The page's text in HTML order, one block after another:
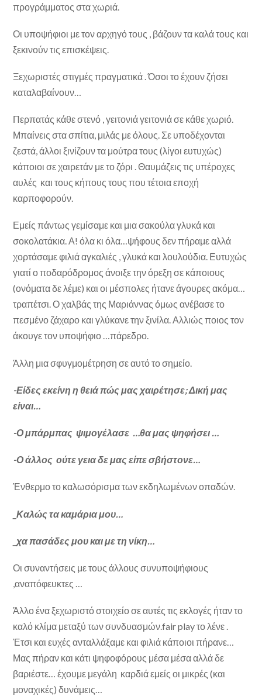
προγράμματος στα χωριά.
Οι υποψήφιοι με τον αρχηγό τους , βάζουν τα καλά τους και
ξεκινούν τις επισκέψεις.
Ξεχωριστές στιγμές πραγματικά . Όσοι το έχουν ζήσει
καταλαβαίνουν…
Περπατάς κάθε στενό , γειτονιά γειτονιά σε κάθε χωριό.
Μπαίνεις στα σπίτια, μιλάς με όλους. Σε υποδέχονται
ζεστά, άλλοι ξινίζουν τα μούτρα τους (λίγοι ευτυχώς)
κάποιοι σε χαιρετάν με το ζόρι . Θαυμάζεις τις υπέροχες
αυλές και τους κήπους τους που τέτοια εποχή
καρποφορούν.
Εμείς πάντως γεμίσαμε και μια σακούλα γλυκά και
σοκολατάκια. Α! όλα κι όλα…ψήφους δεν πήραμε αλλά
χορτάσαμε φιλιά αγκαλιές , γλυκά και λουλούδια. Ευτυχώς
γιατί ο ποδαρόδρομος άνοιξε την όρεξη σε κάποιους
(ονόματα δε λέμε) και οι μέσπολες ήτανε άγουρες ακόμα…
τραπέτσι. Ο χαλβάς της Μαριάννας όμως ανέβασε το
πεσμένο ζάχαρο και γλύκανε την ξινίλα. Αλλιώς ποιος τον
άκουγε τον υποψήφιο …πάρεδρο.
Άλλη μια σφυγμομέτρηση σε αυτό το σημείο.
-Είδες εκείνη η θειά πώς μας χαιρέτησε; Δική μας
είναι…
-Ο μπάρμπας ψιμογέλασε …θα μας ψηφήσει …
-Ο άλλος ούτε γεια δε μας είπε σβήστονε…
Ένθερμο το καλωσόρισμα των εκδηλωμένων οπαδών.
_Καλώς τα καμάρια μου…
_χα πασάδες μου και με τη νίκη…
Οι συναντήσεις με τους άλλους συνυποψήφιους
,αναπόφευκτες …
Άλλο ένα ξεχωριστό στοιχείο σε αυτές τις εκλογές ήταν το
καλό κλίμα μεταξύ των συνδυασμών.fair play το λένε .
Έτσι και ευχές ανταλλάξαμε και φιλιά κάποιοι πήρανε…
Μας πήραν και κάτι ψηφοφόρους μέσα μέσα αλλά δε
βαριέστε… έχουμε μεγάλη καρδιά εμείς οι μικρές (και
μοναχικές) δυνάμεις…